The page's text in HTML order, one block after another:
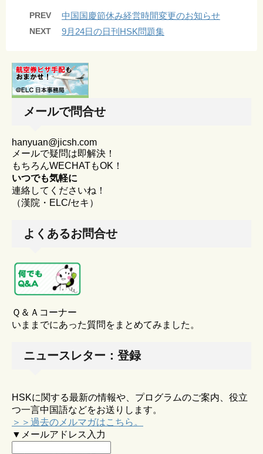
PREV 中国国慶節休み経営時間変更のお知らせ
NEXT 9月24日の日刊HSK問題集
メールで問合せ
hanyuan@jicsh.com
メールで疑問は即解決！
もちろんWECHATもOK！
いつでも気軽に
連絡してくださいね！
（漢院・ELC/セキ）
よくあるお問合せ
Ｑ＆Ａコーナー
いままでにあった質問をまとめてみました。
ニュースレター：登録
HSKに関する最新の情報や、プログラムのご案内、役立
つ一言中国語などをお送りします。
＞＞過去のメルマガはこちら。
▼メールアドレス入力